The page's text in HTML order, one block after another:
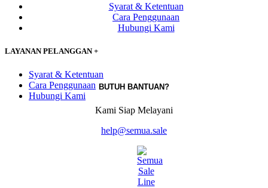
Syarat & Ketentuan
Cara Penggunaan
Hubungi Kami
LAYANAN PELANGGAN+
Syarat & Ketentuan
Cara Penggunaan
Hubungi Kami
BUTUH BANTUAN?
Kami Siap Melayani
help@semua.sale